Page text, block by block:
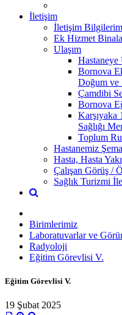
İletişim
İletişim
Ek Hizmet
Ulaşım
Hastaneye
Bornova
Doğum ve
Çamdibi
Bornova
Sağlığı
Toplum
Hastanemiz
Hasta, Hasta
Çalışan Görüş /
Sağlık Turizmi
Birimlerimiz
Laboratuvarlar ve
Radyoloji
Eğitim Görevlisi V.
Eğitim Görevlisi V.
19 Şubat 2025